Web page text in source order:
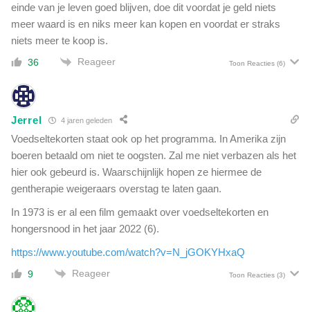
einde van je leven goed blijven, doe dit voordat je geld niets
meer waard is en niks meer kan kopen en voordat er straks
niets meer te koop is.
36 Reageer Toon Reacties (6)
Jerrel 4 jaren geleden
Voedseltekorten staat ook op het programma. In Amerika zijn
boeren betaald om niet te oogsten. Zal me niet verbazen als het
hier ook gebeurd is. Waarschijnlijk hopen ze hiermee de
gentherapie weigeraars overstag te laten gaan.
In 1973 is er al een film gemaakt over voedseltekorten en
hongersnood in het jaar 2022 (6).
https://www.youtube.com/watch?v=N_jGOKYHxaQ
9 Reageer Toon Reacties (3)